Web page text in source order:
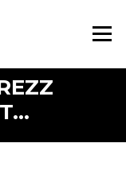
Menü